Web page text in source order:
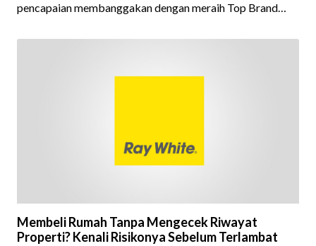
pencapaian membanggakan dengan meraih Top Brand
ini menjadi semakin istimewa karena Ray White Indonesia
tahun berturut-turut, sebuah bukti nyata atas konsistensi,
Membeli Rumah Tanpa Mengecek Riwayat
Properti? Kenali Risikonya Sebelum Terlambat